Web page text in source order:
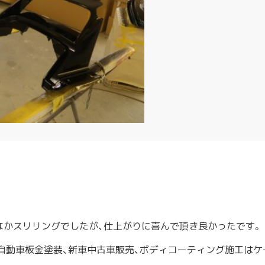
スリリングでしたが、仕上がりに喜んで頂き良かったです。
動車板金塗装、新車中古車販売、ボディコーティング施工は